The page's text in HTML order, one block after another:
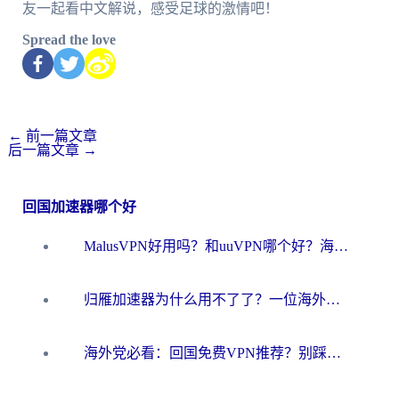
友一起看中文解说，感受足球的激情吧！
Spread the love
← 前一篇文章
后一篇文章 →
回国加速器哪个好
MalusVPN好用吗？和uuVPN哪个好？海外党无缝访问国内资源的真实对比与选择指南
归雁加速器为什么用不了了？一位海外游子的真实困惑与技术解答
海外党必看：回国免费VPN推荐？别踩坑！教你选对加速器无缝刷国内资源